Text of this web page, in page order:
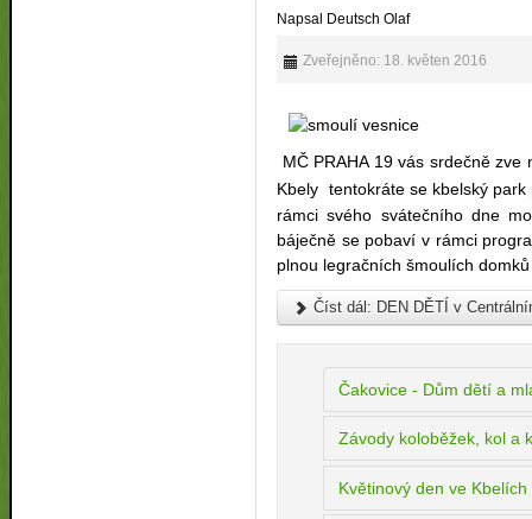
Napsal Deutsch Olaf
Zveřejněno: 18. květen 2016
MČ PRAHA 19 vás srdečně zve
Kbely tentokráte se kbelský
rámci svého svátečního dne
báječně se pobaví v rámci
plnou legračních šmoulích
Číst dál: DEN DĚTÍ v
Čakovice - Dům dětí a
Závody koloběžek, kol a
Květinový den ve Kbelích